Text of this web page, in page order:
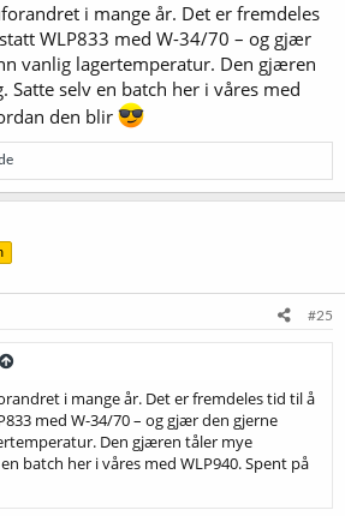
i mange år. Det er fremdeles
WLP833 med W-34/70 – og gjær
vanlig lagertemperatur. Den gjæren
Satte selv en batch her i våres med
den blir
#25
i mange år. Det er fremdeles tid til å
med W-34/70 – og gjær den gjerne
Den gjæren tåler mye
batch her i våres med WLP940. Spent på